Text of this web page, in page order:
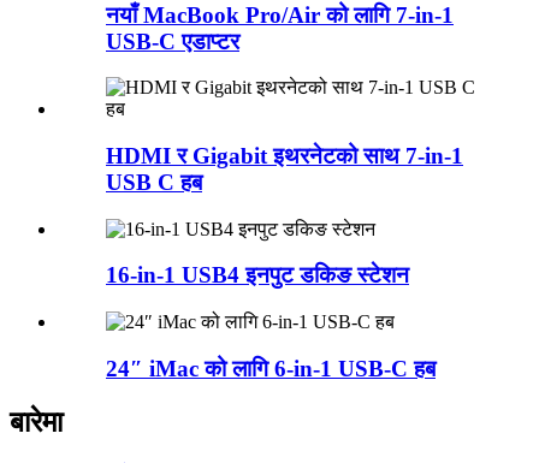
नयाँ MacBook Pro/Air को लागि 7-in-1
USB-C एडाप्टर
HDMI र Gigabit इथरनेटको साथ 7-in-1
USB C हब
16-in-1 USB4 इनपुट डकिङ स्टेशन
24″ iMac को लागि 6-in-1 USB-C हब
बारेमा